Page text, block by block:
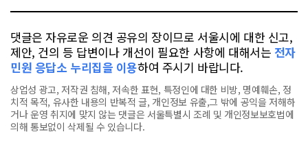
댓글은 자유로운 의견 공유의 장이므로 서울시에 대한 신고,
제안, 건의 등 답변이나 개선이 필요한 사항에 대해서는 전자
민원 응답소 누리집을 이용하여 주시기 바랍니다.
상업성 광고, 저작권 침해, 저속한 표현, 특정인에 대한 비방, 명예훼손, 정
치적 목적, 유사한 내용의 반복적 글, 개인정보 유출,그 밖에 공익을 저해하
거나 운영 취지에 맞지 않는 댓글은 서울특별시 조례 및 개인정보보호법에
의해 통보없이 삭제될 수 있습니다.